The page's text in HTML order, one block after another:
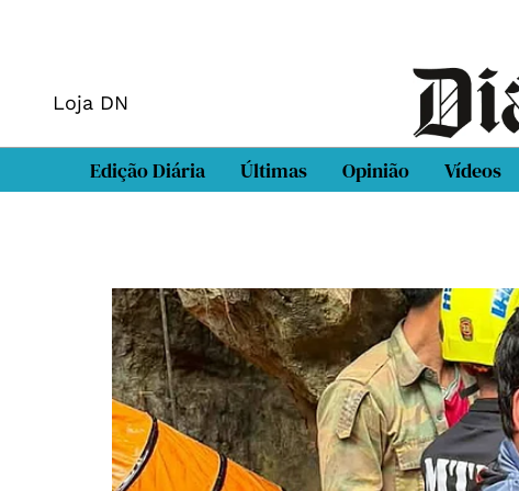
Loja DN
Edição Diária Últimas Opinião Vídeos